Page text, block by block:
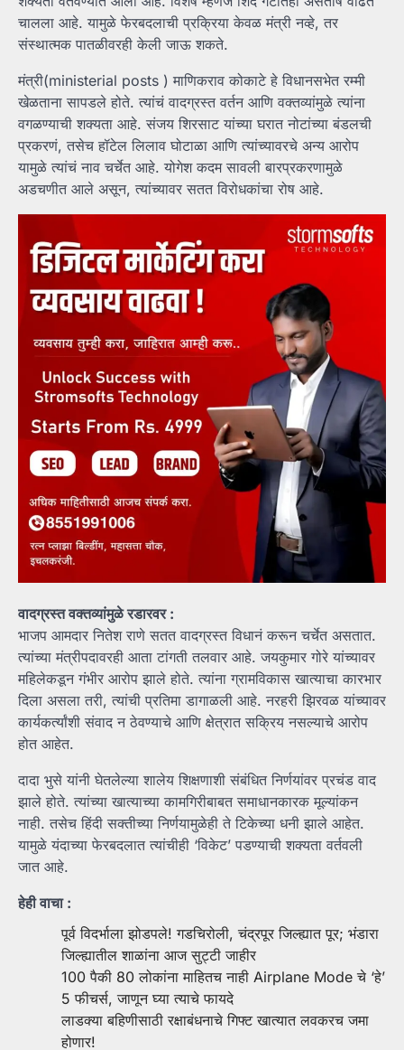
चालला आहे. यामुळे फेरबदलाची प्रक्रिया केवळ मंत्री नव्हे, तर
संस्थात्मक पातळीवरही केली जाऊ शकते.
मंत्री(ministerial posts ) माणिकराव कोकाटे हे विधानसभेत रम्मी
खेळताना सापडले होते. त्यांचं वादग्रस्त वर्तन आणि वक्तव्यांमुळे त्यांना
वगळण्याची शक्यता आहे. संजय शिरसाट यांच्या घरात नोटांच्या बंडलची
प्रकरणं, तसेच हॉटेल लिलाव घोटाळा आणि त्यांच्यावरचे अन्य आरोप
यामुळे त्यांचं नाव चर्चेत आहे. योगेश कदम सावली बारप्रकरणामुळे
अडचणीत आले असून, त्यांच्यावर सतत विरोधकांचा रोष आहे.
वादग्रस्त वक्तव्यांमुळे रडारवर :
भाजप आमदार नितेश राणे सतत वादग्रस्त विधानं करून चर्चेत असतात.
त्यांच्या मंत्रीपदावरही आता टांगती तलवार आहे. जयकुमार गोरे यांच्यावर
महिलेकडून गंभीर आरोप झाले होते. त्यांना ग्रामविकास खात्याचा कारभार
दिला असला तरी, त्यांची प्रतिमा डागाळली आहे. नरहरी झिरवळ यांच्यावर
कार्यकर्त्यांशी संवाद न ठेवण्याचे आणि क्षेत्रात सक्रिय नसल्याचे आरोप
होत आहेत.
दादा भुसे यांनी घेतलेल्या शालेय शिक्षणाशी संबंधित निर्णयांवर प्रचंड वाद
झाले होते. त्यांच्या खात्याच्या कामगिरीबाबत समाधानकारक मूल्यांकन
नाही. तसेच हिंदी सक्तीच्या निर्णयामुळेही ते टिकेच्या धनी झाले आहेत.
यामुळे यंदाच्या फेरबदलात त्यांचीही ‘विकेट’ पडण्याची शक्यता वर्तवली
जात आहे.
हेही वाचा :
पूर्व विदर्भाला झोडपले! गडचिरोली, चंद्रपूर जिल्ह्यात पूर; भंडारा
जिल्ह्यातील शाळांना आज सुट्टी जाहीर
100 पैकी 80 लोकांना माहितच नाही Airplane Mode चे ‘हे’
5 फीचर्स, जाणून घ्या त्याचे फायदे
लाडक्या बहिणीसाठी रक्षाबंधनाचे गिफ्ट खात्यात लवकरच जमा
होणार!